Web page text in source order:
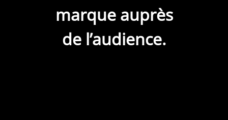
marque auprès
de l’audience.